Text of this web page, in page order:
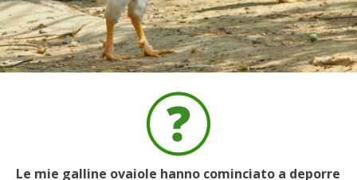
FARFALLE DELLA CAMPAGNA
PICCOLO POLLAIO
STORIE DEI LETTORI
CONSERVARE LA FRUTTA
CONSERVE DELL’ORTO
Le mie galline ovaiole hanno cominciato a deporre